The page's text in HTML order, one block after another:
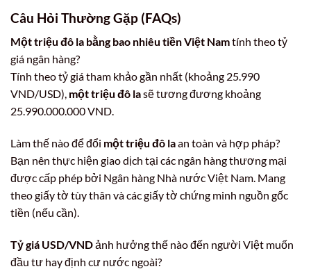
Câu Hỏi Thường Gặp (FAQs)
Một triệu đô la bằng bao nhiêu tiền Việt Namtính theo tỷ
giá ngân hàng?
Tính theo tỷ giá tham khảo gần nhất (khoảng 25.990
VND/USD), một triệu đô lasẽ tương đương khoảng
25.990.000.000 VND.
Làm thế nào để đổi một triệu đô laan toàn và hợp pháp?
Bạn nên thực hiện giao dịch tại các ngân hàng thương mại
được cấp phép bởi Ngân hàng Nhà nước Việt Nam. Mang
theo giấy tờ tùy thân và các giấy tờ chứng minh nguồn gốc
tiền (nếu cần).
Tỷ giá USD/VNDảnh hưởng thế nào đến người Việt muốn
đầu tư hay định cư nước ngoài?